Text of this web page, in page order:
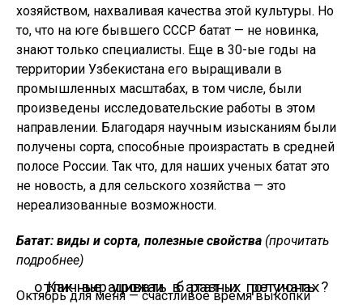
хозяйством, нахваливая качества этой культуры. Но
то, что на юге бывшего СССР батат — не новинка,
знают только специалисты. Еще в 30-ые годы на
территории Узбекистана его выращивали в
промышленных масштабах, в том числе, были
произведены исследовательские работы в этом
направлении. Благодаря научным изысканиям были
получены сорта, способные произрастать в средней
полосе России. Так что, для наших ученых батат это
не новость, а для сельского хозяйства — это
нереализованные возможности.
Батат: виды и сорта, полезные свойства (прочитать
подробнее)
Как выращивать батат и получать отличные урожаи в разных регионах?
Октябрь для меня — счастливое время выкопки